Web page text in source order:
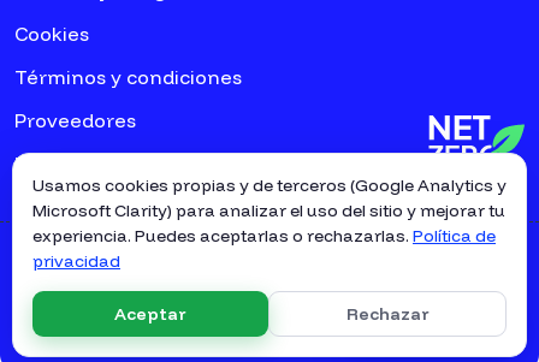
Cookies
Términos y condiciones
Proveedores
Empresas asociadas
© 2026Proctek
Let's be in touch on
Política de privacidad Términos y condiciones
Contáctanos
Usamos cookies propias y de terceros (Google Analytics y
Microsoft Clarity) para analizar el uso del sitio y mejorar tu
experiencia. Puedes aceptarlas o rechazarlas. Política de
privacidad
Aceptar Rechazar